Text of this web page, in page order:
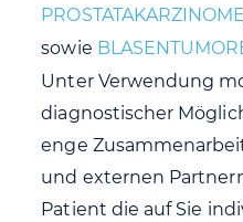
PROSTATAKARZINOME
sowie
Unter Verwendung
diagnostischer
enge
und externen
Patient die auf Sie